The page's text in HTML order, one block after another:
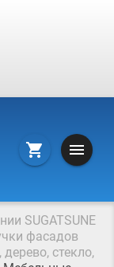
shopping_cart menu
SUGATSUNE
фасадов
стекло,